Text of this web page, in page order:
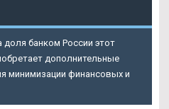
банком России этот
дополнительные
минимизации финансовых и